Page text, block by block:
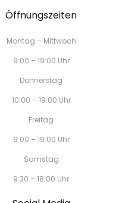
Öffnungszeiten
Montag – Mittwoch
9:00 – 19:00 Uhr
Donnerstag
10:00 – 19:00 Uhr
Freitag
9:00 – 19:00 Uhr
Samstag
9:30 – 18:00 Uhr